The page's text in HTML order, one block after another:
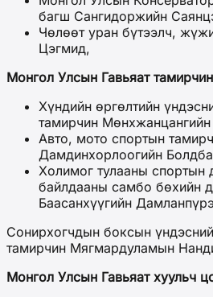
багш Сангидоржийн
Чөлөөт уран бүтээлч,
Цэгмид,
Монгол Улсын Гавьяат
Хүндийн өргөлтийн
тамирчин
Авто, мото спортын
Дамдинхорлоогийн
Холимог тулааны спортын
байлдааны самбо бөхийн
Баасанхүүгийн
Сонирхогчдын боксын
тамирчин Мягмардуламын
Монгол Улсын Гавьяат хуульч